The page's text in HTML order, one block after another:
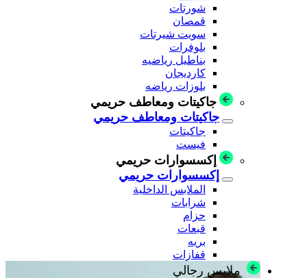
شورتات
قمصان
سويت شيرتات
بلوفرات
بناطيل رياضيه
كارديجان
بلوزات رياضه
جاكيتات ومعاطف حريمي
جاكيتات ومعاطف حريمي
جاكيتات
فيست
إكسسوارات حريمي
إكسسوارات حريمي
الملابس الداخلية
شرابات
حزام
قبعات
بريه
قفازات
ملابس رجالي